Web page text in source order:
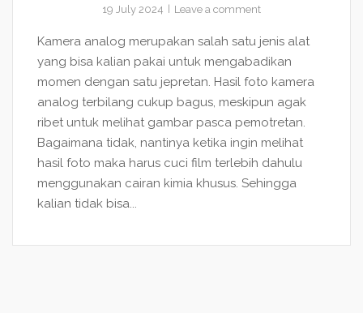
19 July 2024 Leave a comment
Kamera analog merupakan salah satu jenis alat
yang bisa kalian pakai untuk mengabadikan
momen dengan satu jepretan. Hasil foto kamera
analog terbilang cukup bagus, meskipun agak
ribet untuk melihat gambar pasca pemotretan.
Bagaimana tidak, nantinya ketika ingin melihat
hasil foto maka harus cuci film terlebih dahulu
menggunakan cairan kimia khusus. Sehingga
kalian tidak bisa...